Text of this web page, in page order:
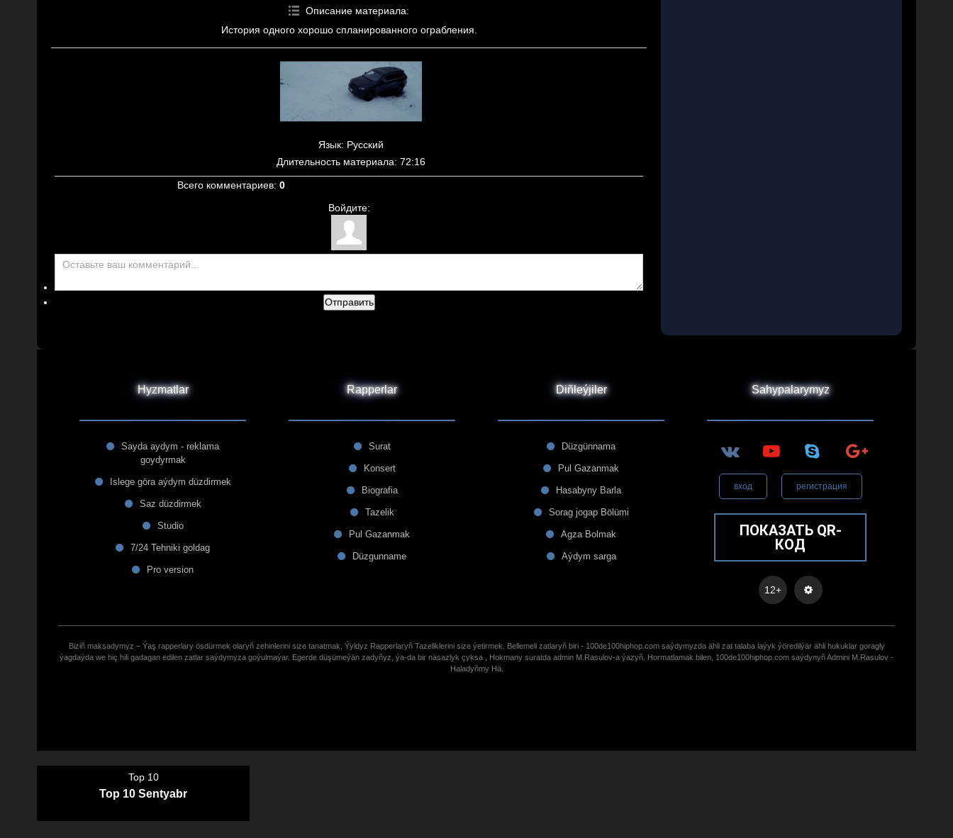
Описание материала:
История одного хорошо спланированного ограбления.
Язык: Русский
Длительность материала: 72:16
Всего комментариев: 0
Войдите:
Отправить
Hyzmatlar
Sayda aydym - reklama
goydyrmak
Islege göra aýdym düzdirmek
Saz düzdirmek
Studio
7/24 Tehniki goldag
Pro version
Rapperlar
Surat
Konsert
Biografia
Tazelik
Pul Gazanmak
Düzgunname
Diñleýjiler
Düzgünnama
Pul Gazanmak
Hasabyny Barla
Sorag jogap Bölümi
Agza Bolmak
Aýdym sarga
Sahypalarymyz
вход регистрация
ПОКАЗАТЬ QR-
КОД
12+
Biziñ maksadymyz – Ýaş rapperlary ösdürmek olaryñ zehinlerini size tanatmak, Ýyldyz Rapperlaryñ Tazeliklerini size ýetirmek. Bellemeli zatlaryñ biri - 100de100hiphop.com saýdymyzda ähli zat talaba laýyk ýöredilýär ähli hukuklar goragly
ýagdaýda we hiç hili gadagan edilen zatlar saýdymyza goýulmaýar. Egerde düşümeýän zadyñyz, ýa-da bir näsazlyk çyksa , Hokmany suratda admin M.Rasulov-a ýazyñ. Hormatlamak bilen, 100de100hiphop.com saýdynyñ Admini M.Rasulov -
Haladyñmy Hä.
Top 10
Top 10 Sentyabr